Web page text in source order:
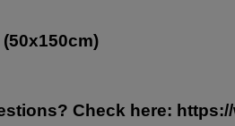
Check here: